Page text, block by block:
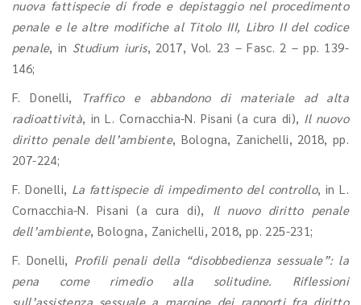
nuova fattispecie di frode e depistaggio nel procedimento
penale e le altre modifiche al Titolo III, Libro II del codice
penale, in Studium iuris, 2017, Vol. 23 – Fasc. 2 – pp. 139-
146;
F. Donelli, Traffico e abbandono di materiale ad alta
radioattività, in L. Cornacchia-N. Pisani (a cura di), Il nuovo
diritto penale dell’ambiente, Bologna, Zanichelli, 2018, pp.
207-224;
F. Donelli, La fattispecie di impedimento del controllo, in L.
Cornacchia-N. Pisani (a cura di),
Il nuovo diritto penale
dell’ambiente, Bologna, Zanichelli, 2018, pp. 225-231;
F. Donelli, Profili penali della “disobbedienza sessuale”: la
pena come rimedio alla solitudine. Riflessioni
sull’assistenza sessuale a margine dei rapporti fra diritto